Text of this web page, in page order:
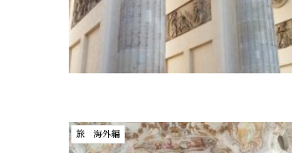
旅 海外編